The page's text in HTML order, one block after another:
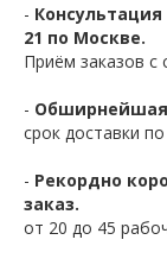
-
21 по Москве.
Приём заказов с
- Обширнейшая
срок доставки
- Рекордно
заказ.
от 20 до 45